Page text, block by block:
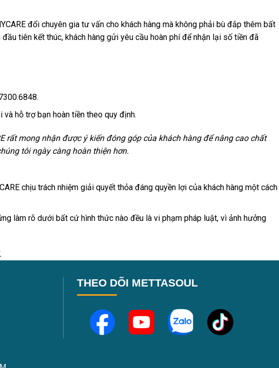
đổi chuyên gia tư vấn cho khách hàng mà không phải bù đắp thêm bất
tiên kết thúc, khách hàng gửi yêu cầu hoàn phí để nhận lại số tiền đã
hỗ trợ bạn hoàn tiền theo quy định.
rất mong nhận được ý kiến đóng góp của khách hàng để nâng cao chất
tôi ngày càng hoàn thiện hơn.
chịu trách nhiệm giải quyết thỏa đáng quyền lợi của khách hàng một cách
làm rõ dưới bất cứ hình thức nào đều là vi phạm pháp luật, vì ảnh hưởng
THEO DÕI METTASOUL